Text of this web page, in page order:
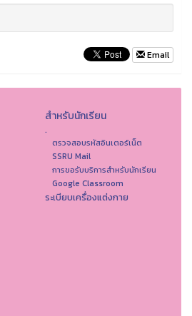
Email
สำหรับนักเรียน
.
ตรวจสอบรหัสอินเตอร์เน็ต
SSRU Mail
การขอรับบริการสำหรับนักเรียน
Google Classroom
ระเบียบเครื่องแต่งกาย